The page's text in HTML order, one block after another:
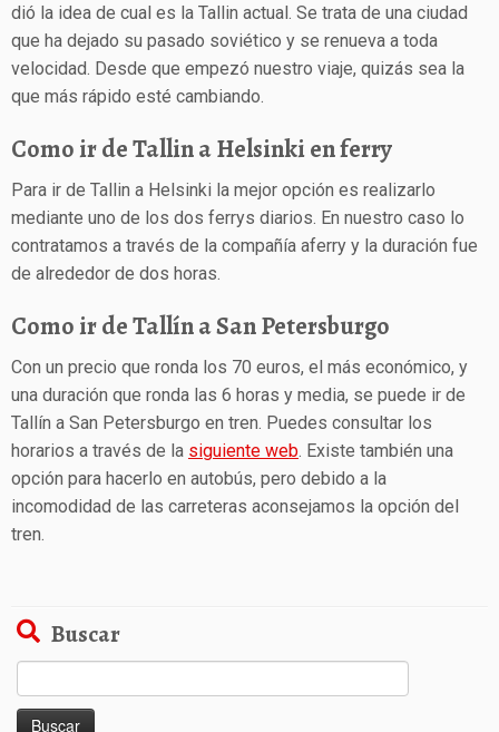
dió la idea de cual es la Tallin actual. Se trata de una ciudad
que ha dejado su pasado soviético y se renueva a toda
velocidad. Desde que empezó nuestro viaje, quizás sea la
que más rápido esté cambiando.
Como ir de Tallin a Helsinki en ferry
Para ir de Tallin a Helsinki la mejor opción es realizarlo
mediante uno de los dos ferrys diarios. En nuestro caso lo
contratamos a través de la compañía aferry y la duración fue
de alrededor de dos horas.
Como ir de Tallín a San Petersburgo
Con un precio que ronda los 70 euros, el más económico, y
una duración que ronda las 6 horas y media, se puede ir de
Tallín a San Petersburgo en tren. Puedes consultar los
horarios a través de la siguiente web. Existe también una
opción para hacerlo en autobús, pero debido a la
incomodidad de las carreteras aconsejamos la opción del
tren.
Buscar